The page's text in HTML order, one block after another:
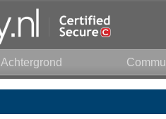
Achtergrond